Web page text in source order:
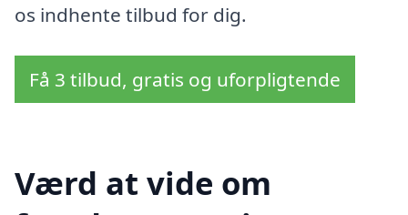
os indhente tilbud for dig.
Få 3 tilbud, gratis og uforpligtende
Værd at vide om